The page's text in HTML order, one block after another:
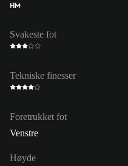
HM
Svakeste fot
Tekniske finesser
Foretrukket fot
Venstre
Høyde